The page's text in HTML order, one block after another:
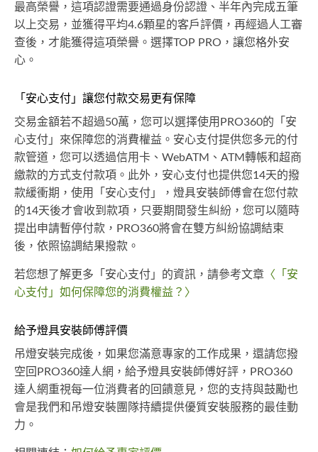
最高榮譽，這項認證需要通過身份認證、半年內完成五筆
以上交易，並獲得平均4.6顆星的客戶評價，再經過人工審
查後，才能獲得這項榮譽。選擇TOP PRO，讓您格外安
心。
「安心支付」讓您付款交易更有保障
交易金額若不超過50萬，您可以選擇使用PRO360的「安
心支付」來保障您的消費權益。安心支付提供您多元的付
款管道，您可以透過信用卡、WebATM、ATM轉帳和超商
繳款的方式支付款項。此外，安心支付也提供您14天的撥
款緩衝期，使用「安心支付」，燈具安裝師傅會在您付款
的14天後才會收到款項，只要期間發生糾紛，您可以隨時
提出申請暫停付款，PRO360將會在雙方糾紛協調結束
後，依照協調結果撥款。
若您想了解更多「安心支付」的資訊，請參考文章 〈「安
心支付」如何保障您的消費權益？〉
給予燈具安裝師傅評價
吊燈安裝完成後，如果您滿意專家的工作成果，還請您撥
空回PRO360達人網，給予燈具安裝師傅好評，PRO360
達人網重視每一位消費者的回饋意見，您的支持與鼓勵也
會是我們和吊燈安裝團隊持續提供優質安裝服務的最佳動
力。